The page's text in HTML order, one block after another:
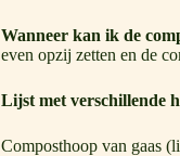
Wanneer kan ik de
even opzij zetten en de
Lijst met verschillende
Composthoop van gaas (